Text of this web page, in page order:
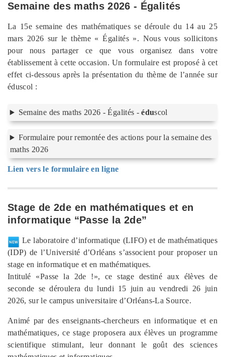
Semaine des maths 2026 - Égalités
La 15e semaine des mathématiques se déroule du 14 au 25
mars 2026 sur le thème « Égalités ». Nous vous sollicitons
pour nous partager ce que vous organisez dans votre
établissement à cette occasion. Un formulaire est proposé à cet
effet ci-dessous après la présentation du thème de l’année sur
éduscol :
Semaine des maths 2026 - Égalités -éduscol
Formulaire pour remontée des actions pour la semaine des
maths 2026
Lien vers le formulaire en ligne
Stage de 2de en mathématiques et en
informatique “Passe la 2de”
Le laboratoire d’informatique (LIFO) et de mathématiques
(IDP) de l’Université d’Orléans s’associent pour proposer un
stage en informatique et en mathématiques.
Intitulé «Passe la 2de !», ce stage destiné aux élèves de
seconde se déroulera du lundi 15 juin au vendredi 26 juin
2026, sur le campus universitaire d’Orléans-La Source.
Animé par des enseignants-chercheurs en informatique et en
mathématiques, ce stage proposera aux élèves un programme
scientifique stimulant, leur donnant le goût des sciences